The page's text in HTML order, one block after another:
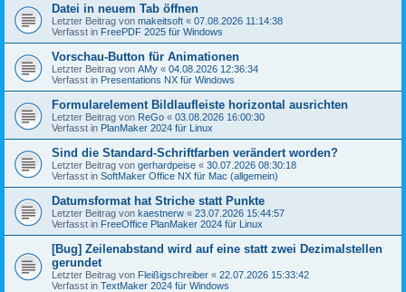
Datei in neuem Tab öffnen
Letzter Beitrag von makeitsoft « 07.08.2026 11:14:38
Verfasst in FreePDF 2025 für Windows
Vorschau-Button für Animationen
Letzter Beitrag von AMy « 04.08.2026 12:36:34
Verfasst in Presentations NX für Windows
Formularelement Bildlaufleiste horizontal ausrichten
Letzter Beitrag von ReGo « 03.08.2026 16:00:30
Verfasst in PlanMaker 2024 für Linux
Sind die Standard-Schriftfarben verändert worden?
Letzter Beitrag von gerhardpeise « 30.07.2026 08:30:18
Verfasst in SoftMaker Office NX für Mac (allgemein)
Datumsformat hat Striche statt Punkte
Letzter Beitrag von kaestnerw « 23.07.2026 15:44:57
Verfasst in FreeOffice PlanMaker 2024 für Linux
[Bug] Zeilenabstand wird auf eine statt zwei Dezimalstellen
gerundet
Letzter Beitrag von Fleißigschreiber « 22.07.2026 15:33:42
Verfasst in TextMaker 2024 für Windows